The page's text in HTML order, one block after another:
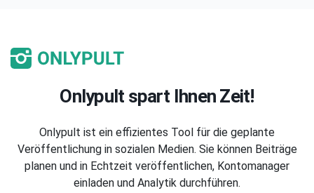
Onlypult spart Ihnen Zeit!
Onlypult ist ein effizientes Tool für die geplante
Veröffentlichung in sozialen Medien. Sie können Beiträge
planen und in Echtzeit veröffentlichen, Kontomanager
einladen und Analytik durchführen.